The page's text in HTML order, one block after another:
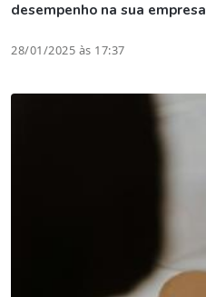
desempenho na sua empresa
28/01/2025 às 17:37